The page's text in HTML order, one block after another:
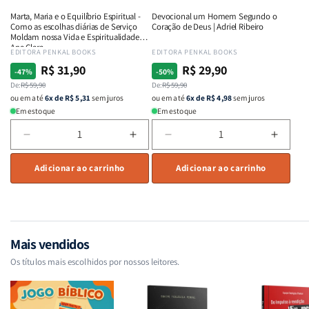
Intimidade
em
Deus
Intimidade
em
Deus
Fervor
Charles
Spurgeon
Fervor
Marta, Maria e o Equilíbrio Espiritual -
Como as escolhas diárias de Serviço
Moldam nossa Vida e Espiritualidade -
Ana Clara
Fornecedor:
EDITORA PENKAL BOOKS
-47%
Preço
normal
De:R$ 59,90
Preço
promocional
R$ 31,90
ou em até6x de R$ 5,31 sem juros
Em estoque
a
quantidade
de
o
Equilíbrio
-
Como
Aumentar
a
quantidade
de
Equilíbrio
Como
Adicionar ao carrinho
Devocional um Homem Segundo o
Coração de Deus | Adriel Ribeiro
Fornecedor:
EDITORA PENKAL BOOKS
-50%
Preço
normal
De:R$ 59,90
Preço
promocional
R$ 29,90
ou em até6x de R$ 4,98sem juros
Em estoque
a
quantidade
de
de
Deus
a
de
de
Deus
Adicionar ao carrinho
Mais vendidos
Os títulos mais escolhidos por nossos leitores.